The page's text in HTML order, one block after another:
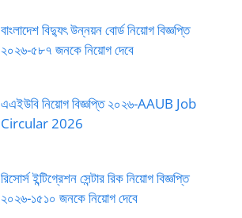
বাংলাদেশ বিদ্যুৎ উন্নয়ন বোর্ড নিয়োগ বিজ্ঞপ্তি
২০২৬-৫৮৭ জনকে নিয়োগ দেবে
এএইউবি নিয়োগ বিজ্ঞপ্তি ২০২৬-AAUB Job
Circular 2026
রিসোর্স ইন্টিগ্রেশন সেন্টার রিক নিয়োগ বিজ্ঞপ্তি
২০২৬-১৫১০ জনকে নিয়োগ দেবে